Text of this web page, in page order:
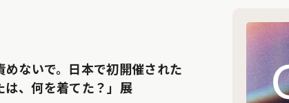
めないで。日本で初開催された
は、何を着てた？」展